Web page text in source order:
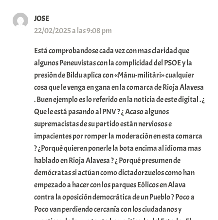
JOSE
22/02/2025 a las 9:08 pm
Está comprobandose cada vez con mas claridad que
algunos Peneuvistas con la complicidad del PSOE y la
presión de Bildu aplica con «Mánu-militári» cualquier
cosa que le venga en gana en la comarca de Rioja Alavesa
. Buen ejemplo es lo referido en la noticia de este digital . ¿
Que le está pasando al PNV ? ¿ Acaso algunos
supremacistas de su partido están nerviosos e
impacientes por romper la moderación en esta comarca
? ¿Porqué quieren ponerle la bota encima al idioma mas
hablado en Rioja Alavesa ? ¿ Porqué presumen de
demócratas si actúan como dictadorzuelos como han
empezado a hacer con los parques Eólicos en Alava
contra la oposición democrática de un Pueblo ? Poco a
Poco van perdiendo cercanía con los ciudadanos y